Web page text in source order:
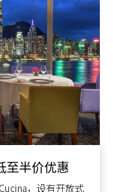
至半价优惠
，设有开放式